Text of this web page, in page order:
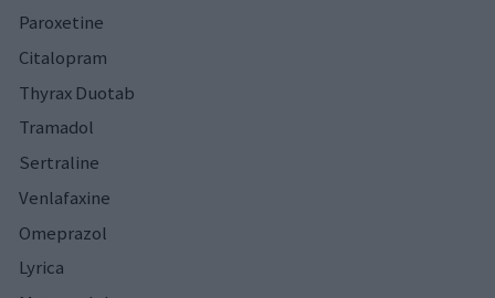
Paroxetine
Citalopram
Thyrax Duotab
Tramadol
Sertraline
Venlafaxine
Omeprazol
Lyrica